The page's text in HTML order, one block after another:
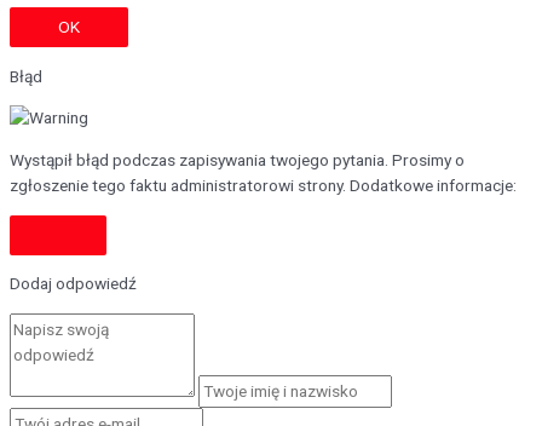
OK
Błąd
Wystąpił błąd podczas zapisywania twojego pytania. Prosimy o
zgłoszenie tego faktu administratorowi strony. Dodatkowe informacje:
Dodaj odpowiedź